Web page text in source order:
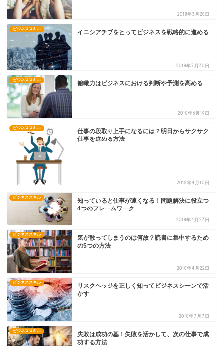
2018年3月28日
ビジネススキル イニシアチブをとってビジネスを戦略的に進める
2018年7月30日
ビジネススキル 俯瞰力はビジネスにおける判断や予測を高める
2018年6月19日
ビジネススキル
仕事の段取り上手になるには？明日からサクサク
仕事を進める方法
2018年4月10日
ビジネススキル
知っていると仕事が速くなる！問題解決に役立つ
4つのフレームワーク
2018年4月27日
ビジネススキル
気が散ってしまうのは何故？読書に集中するため
の5つの方法
2018年4月22日
ビジネススキル
リスクヘッジを正しく知ってビジネスシーンで活
かす
2018年7月7日
ビジネススキル
失敗は成功の基！失敗を活かして、次の仕事で成
功する方法